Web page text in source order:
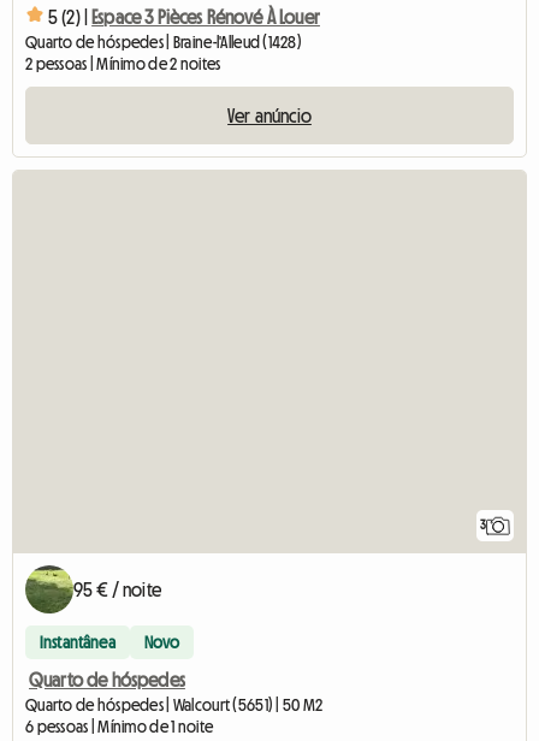
5 (2) | Espace 3 Pièces Rénové À Louer
Quarto de hóspedes | Braine-l'Alleud (1428)
2 pessoas | Mínimo de 2 noites
Ver anúncio
3
95 € / noite
Instantânea Novo
Quarto de hóspedes
Quarto de hóspedes | Walcourt (5651) | 50 M2
6 pessoas | Mínimo de 1 noite